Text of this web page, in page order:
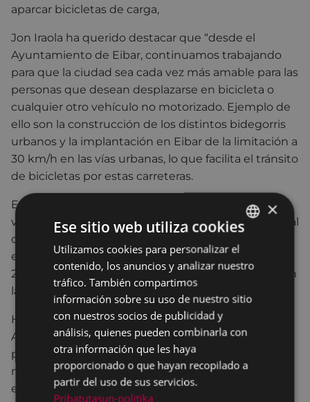
aparcar bicicletas de carga,
Jon Iraola ha querido destacar que “desde el
Ayuntamiento de Eibar, continuamos trabajando
para que la ciudad sea cada vez más amable para las
personas que desean desplazarse en bicicleta o
cualquier otro vehículo no motorizado. Ejemplo de
ello son la construcción de los distintos bidegorris
urbanos y la implantación en Eibar de la limitación a
30 km/h en las vías urbanas, lo que facilita el tránsito
de bicicletas por estas carreteras.
En esta línea, Iraola recuerda que “estas acciones
van dirigidas a fomentar el transporte sostenible y al
objetivo de reducir las emisiones de gases de
efecto invernadero en Eibar en un 55% para el año
2030, que es una de las obligaciones adquiridas con
la adhesión al PACES”.
Hay que recordar que el PACES, aprobado por el
Ayuntamiento en enero de este mismo año, es un
plan de acción en el que se recogen diversas
medidas y líneas de actuación para la reducción de
emisiones de gases de efecto invernadero. La
BASQUE
SPANISH
×
Ese sitio web utiliza cookies
Utilizamos cookies para personalizar el
contenido, los anuncios y analizar nuestro
tráfico. También compartimos
información sobre su uso de nuestro sitio
con nuestros socios de publicidad y
análisis, quienes pueden combinarla con
otra información que les haya
proporcionado o que hayan recopilado a
partir del uso de sus servicios.
Pribatutasun-politika